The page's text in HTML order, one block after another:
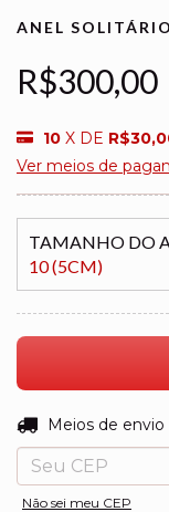
ANEL
R$300,00
10 X DE
Ver meios de
TAMANHO DO
10 (5CM)
Entregas para o CEP:
Meios de envio
Não sei meu CEP